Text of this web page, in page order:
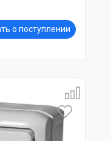
о поступлении